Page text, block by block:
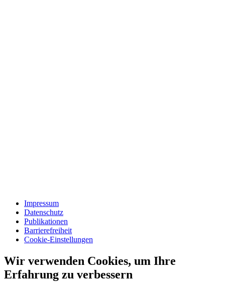
Impressum
Datenschutz
Publikationen
Barrierefreiheit
Cookie-Einstellungen
Wir verwenden Cookies, um Ihre
Erfahrung zu verbessern